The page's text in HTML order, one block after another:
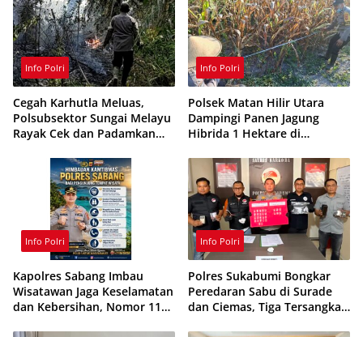
Info Polri
Cegah Karhutla Meluas,
Polsubsektor Sungai Melayu
Rayak Cek dan Padamkan
Info Polri
Polsek Matan Hilir Utara
Dampingi Panen Jagung
Hibrida 1 Hektare di
Info Polri
Kapolres Sabang Imbau
Wisatawan Jaga Keselamatan
dan Kebersihan, Nomor 110
Info Polri
Polres Sukabumi Bongkar
Peredaran Sabu di Surade
dan Ciemas, Tiga Tersangka